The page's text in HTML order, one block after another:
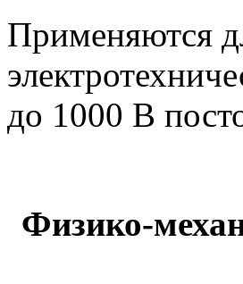
Применяются
до 1000 В
Физико-